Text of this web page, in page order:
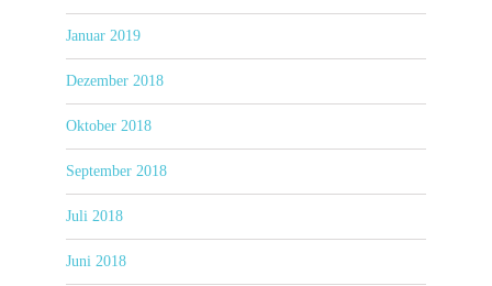
Januar 2019
Dezember 2018
Oktober 2018
September 2018
Juli 2018
Juni 2018